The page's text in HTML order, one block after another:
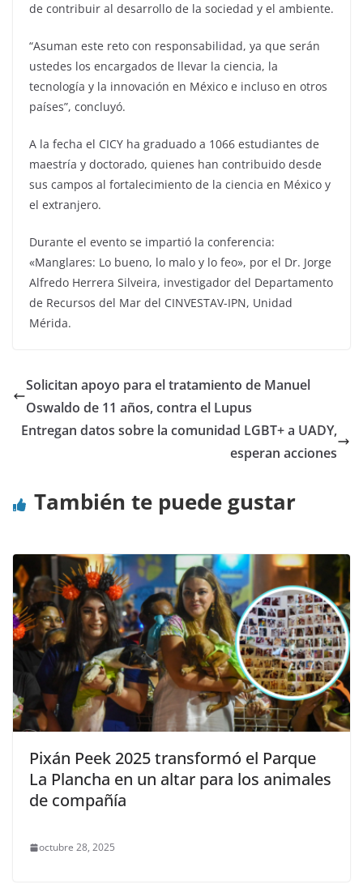
de contribuir al desarrollo de la sociedad y el ambiente.
“Asuman este reto con responsabilidad, ya que serán
ustedes los encargados de llevar la ciencia, la
tecnología y la innovación en México e incluso en otros
países”, concluyó.
A la fecha el CICY ha graduado a 1066 estudiantes de
maestría y doctorado, quienes han contribuido desde
sus campos al fortalecimiento de la ciencia en México y
el extranjero.
Durante el evento se impartió la conferencia:
«Manglares: Lo bueno, lo malo y lo feo», por el Dr. Jorge
Alfredo Herrera Silveira, investigador del Departamento
de Recursos del Mar del CINVESTAV-IPN, Unidad
Mérida.
Solicitan apoyo para el tratamiento de Manuel
Oswaldo de 11 años, contra el Lupus
Entregan datos sobre la comunidad LGBT+ a UADY,
esperan acciones
También te puede gustar
Pixán Peek 2025 transformó el Parque
La Plancha en un altar para los animales
de compañía
octubre 28, 2025